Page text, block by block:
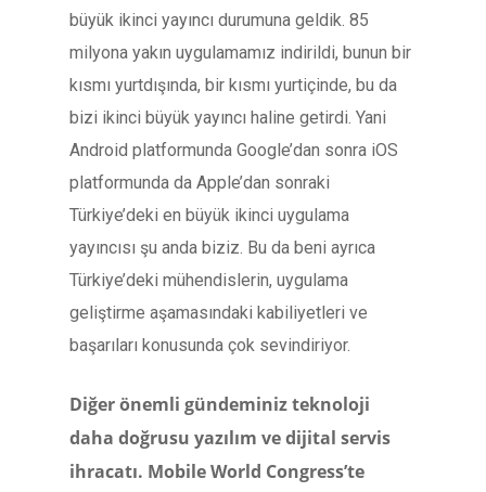
büyük ikinci yayıncı durumuna geldik. 85
milyona yakın uygulamamız indirildi, bunun bir
kısmı yurtdışında, bir kısmı yurtiçinde, bu da
bizi ikinci büyük yayıncı haline getirdi. Yani
Android platformunda Google’dan sonra iOS
platformunda da Apple’dan sonraki
Türkiye’deki en büyük ikinci uygulama
yayıncısı şu anda biziz. Bu da beni ayrıca
Türkiye’deki mühendislerin, uygulama
geliştirme aşamasındaki kabiliyetleri ve
başarıları konusunda çok sevindiriyor.
Diğer önemli gündeminiz teknoloji
daha doğrusu yazılım ve dijital servis
ihracatı. Mobile World Congress’te